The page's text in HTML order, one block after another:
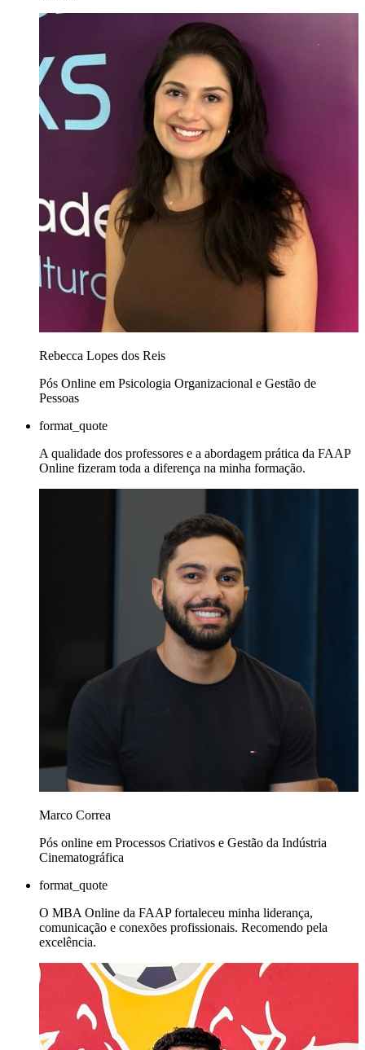
Rebecca Lopes dos Reis
Pós Online em Psicologia Organizacional e Gestão de
Pessoas
format_quote
A qualidade dos professores e a abordagem prática da FAAP
Online fizeram toda a diferença na minha formação.
Marco Correa
Pós online em Processos Criativos e Gestão da Indústria
Cinematográfica
format_quote
O MBA Online da FAAP fortaleceu minha liderança,
comunicação e conexões profissionais. Recomendo pela
excelência.